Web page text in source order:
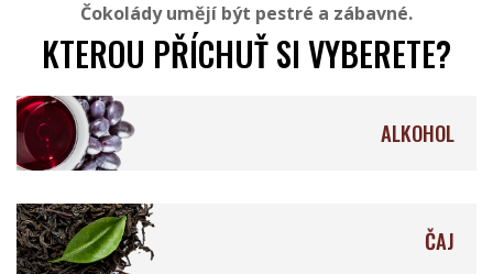
Rózsavölgyi Csokoládé
Čokolády umějí být pestré a zábavné.
KTEROU PŘÍCHUŤ SI VYBERETE?
ALKOHOL
ČAJ